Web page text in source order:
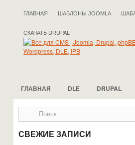
ГЛАВНАЯ ШАБЛОНЫ JOOMLA
СКАЧАТЬ DRUPAL
ГЛАВНАЯ DLE DRUPAL
СВЕЖИЕ ЗАПИСИ